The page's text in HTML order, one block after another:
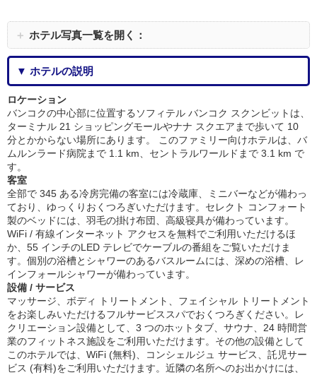
＋ ホテル写真一覧を開く：
▼ ホテルの説明
ロケーション
バンコクの中心部に位置するソフィテル バンコク スクンビットは、
ターミナル 21 ショッピングモールやナナ スクエアまで歩いて 10
分とかからない場所にあります。 このファミリー向けホテルは、バ
ムルンラード病院まで 1.1 km、セントラルワールドまで 3.1 km で
す。
客室
全部で 345 ある冷房完備の客室には冷蔵庫、ミニバーなどが備わっ
ており、ゆっくりおくつろぎいただけます。セレクト コンフォート
製のベッドには、羽毛の掛け布団、高級寝具が備わっています。
WiFi / 有線インターネット アクセスを無料でご利用いただけるほ
か、55 インチのLED テレビでケーブルの番組をご覧いただけま
す。個別の浴槽とシャワーのあるバスルームには、深めの浴槽、レ
インフォールシャワーが備わっています。
設備 / サービス
マッサージ、ボディ トリートメント、フェイシャル トリートメント
をお楽しみいただけるフルサービススパでおくつろぎください。レ
クリエーション設備として、3 つのホットタブ、サウナ、24 時間営
業のフィットネス施設をご利用いただけます。その他の設備として
このホテルでは、WiFi (無料)、コンシェルジュ サービス、託児サー
ビス (有料)をご利用いただけます。近隣の名所へのお出かけには、